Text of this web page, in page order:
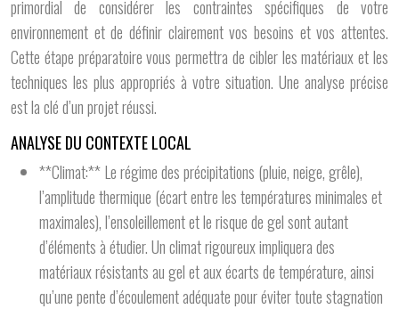
primordial de considérer les contraintes spécifiques de votre
environnement et de définir clairement vos besoins et vos attentes.
Cette étape préparatoire vous permettra de cibler les matériaux et les
techniques les plus appropriés à votre situation. Une analyse précise
est la clé d’un projet réussi.
ANALYSE DU CONTEXTE LOCAL
**Climat:** Le régime des précipitations (pluie, neige, grêle),
l’amplitude thermique (écart entre les températures minimales et
maximales), l’ensoleillement et le risque de gel sont autant
d’éléments à étudier. Un climat rigoureux impliquera des
matériaux résistants au gel et aux écarts de température, ainsi
qu’une pente d’écoulement adéquate pour éviter toute stagnation